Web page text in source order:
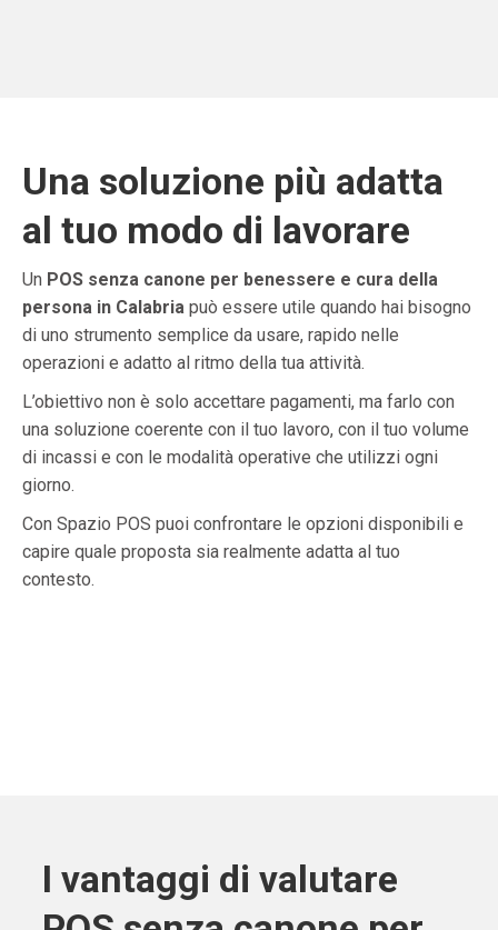
Una soluzione più adatta
al tuo modo di lavorare
Un POS senza canone per benessere e cura della
persona in Calabria può essere utile quando hai bisogno
di uno strumento semplice da usare, rapido nelle
operazioni e adatto al ritmo della tua attività.
L’obiettivo non è solo accettare pagamenti, ma farlo con
una soluzione coerente con il tuo lavoro, con il tuo volume
di incassi e con le modalità operative che utilizzi ogni
giorno.
Con Spazio POS puoi confrontare le opzioni disponibili e
capire quale proposta sia realmente adatta al tuo
contesto.
I vantaggi di valutare